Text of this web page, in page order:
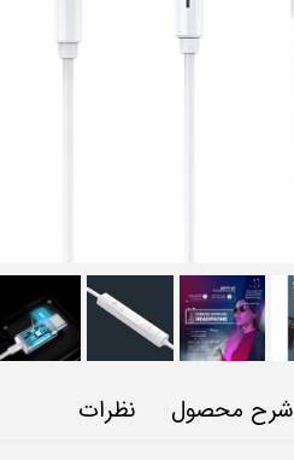
شرح محصول نظرات